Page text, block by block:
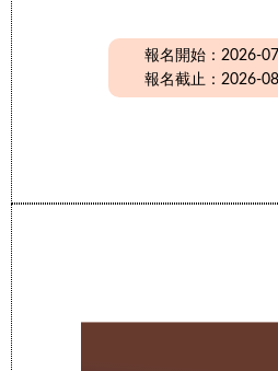
報名開始：2026-
報名截止：2026-